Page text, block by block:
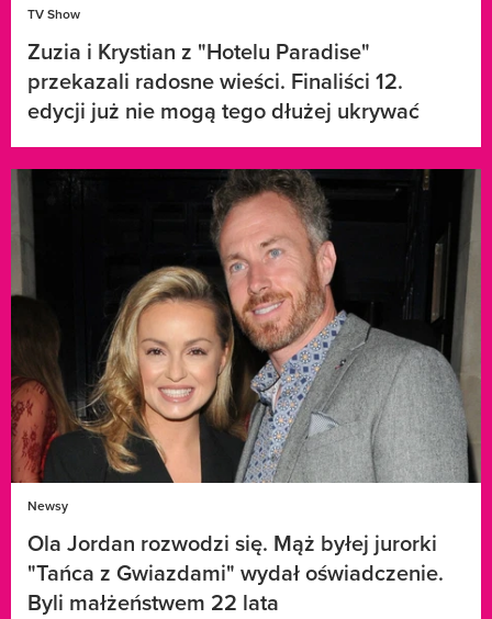
TV Show
Zuzia i Krystian z "Hotelu Paradise"
przekazali radosne wieści. Finaliści 12.
edycji już nie mogą tego dłużej ukrywać
Newsy
Ola Jordan rozwodzi się. Mąż byłej jurorki
"Tańca z Gwiazdami" wydał oświadczenie.
Byli małżeństwem 22 lata